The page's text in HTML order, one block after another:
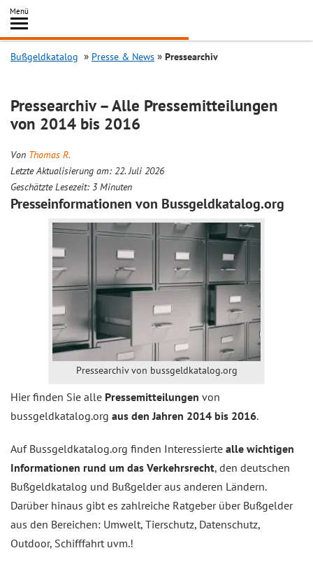
Inhalt
springen
Menü
Search
Bußgeldkatalog Presse & News Pressearchiv
Pressearchiv – Alle Pressemitteilungen
von 2014 bis 2016
Von Thomas R.
Letzte Aktualisierung am: 22. Juli 2026
Geschätzte Lesezeit: 3 Minuten
Presseinformationen von Bussgeldkatalog.org
Pressearchiv von bussgeldkatalog.org
Hier finden Sie alle Pressemitteilungen von
bussgeldkatalog.org aus den Jahren 2014 bis 2016.
Auf Bussgeldkatalog.org finden Interessierte alle wichtigen
Informationen rund um das Verkehrsrecht, den deutschen
Bußgeldkatalog und Bußgelder aus anderen Ländern.
Darüber hinaus gibt es zahlreiche Ratgeber über Bußgelder
aus den Bereichen: Umwelt, Tierschutz, Datenschutz,
Outdoor, Schifffahrt uvm.!